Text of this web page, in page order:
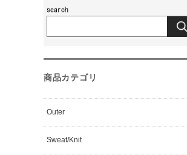
商品カテゴリ
Outer
Sweat/Knit